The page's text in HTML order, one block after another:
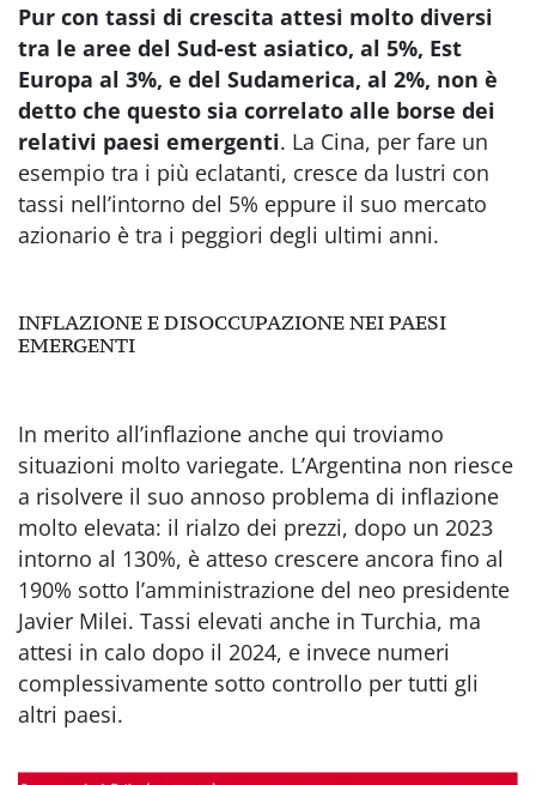
Pur con tassi di crescita attesi molto diversi
tra le aree del Sud-est asiatico, al 5%, Est
Europa al 3%, e del Sudamerica, al 2%, non è
detto che questo sia correlato alle borse dei
relativi paesi emergenti. La Cina, per fare un
esempio tra i più eclatanti, cresce da lustri con
tassi nell’intorno del 5% eppure il suo mercato
azionario è tra i peggiori degli ultimi anni.
INFLAZIONE E DISOCCUPAZIONE NEI PAESI
EMERGENTI
In merito all’inflazione anche qui troviamo
situazioni molto variegate. L’Argentina non riesce
a risolvere il suo annoso problema di inflazione
molto elevata: il rialzo dei prezzi, dopo un 2023
intorno al 130%, è atteso crescere ancora fino al
190% sotto l’amministrazione del neo presidente
Javier Milei. Tassi elevati anche in Turchia, ma
attesi in calo dopo il 2024, e invece numeri
complessivamente sotto controllo per tutti gli
altri paesi.